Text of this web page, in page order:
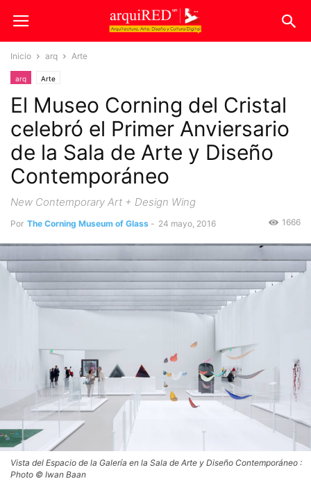
Inicio arq Arte
arq Arte
El Museo Corning del Cristal
celebró el Primer Anviersario
de la Sala de Arte y Diseño
Contemporáneo
New Contemporary Art + Design Wing
Por The Corning Museum of Glass - 24 mayo, 2016 1666
Vista del Espacio de la Galería en la Sala de Arte y Diseño Contemporáneo :
Photo © Iwan Baan